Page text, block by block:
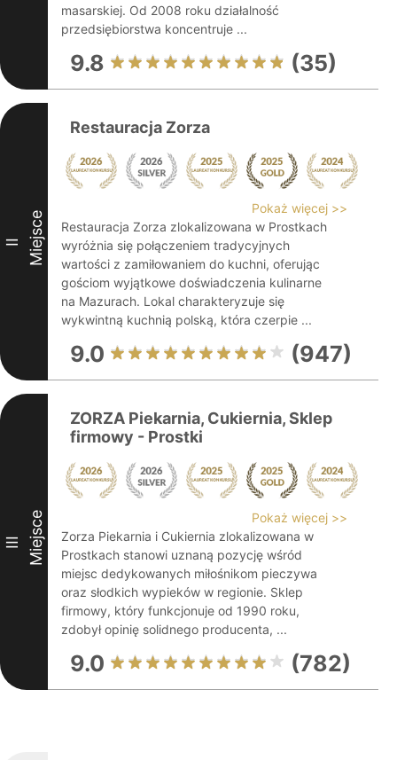
masarskiej. Od 2008 roku działalność
przedsiębiorstwa koncentruje ...
9.8 (35)
II Miejsce
Restauracja Zorza
Pokaż więcej >>
Restauracja Zorza zlokalizowana w Prostkach
wyróżnia się połączeniem tradycyjnych
wartości z zamiłowaniem do kuchni, oferując
gościom wyjątkowe doświadczenia kulinarne
na Mazurach. Lokal charakteryzuje się
wykwintną kuchnią polską, która czerpie ...
9.0 (947)
III Miejsce
ZORZA Piekarnia, Cukiernia, Sklep
firmowy - Prostki
Pokaż więcej >>
Zorza Piekarnia i Cukiernia zlokalizowana w
Prostkach stanowi uznaną pozycję wśród
miejsc dedykowanych miłośnikom pieczywa
oraz słodkich wypieków w regionie. Sklep
firmowy, który funkcjonuje od 1990 roku,
zdobył opinię solidnego producenta, ...
9.0 (782)